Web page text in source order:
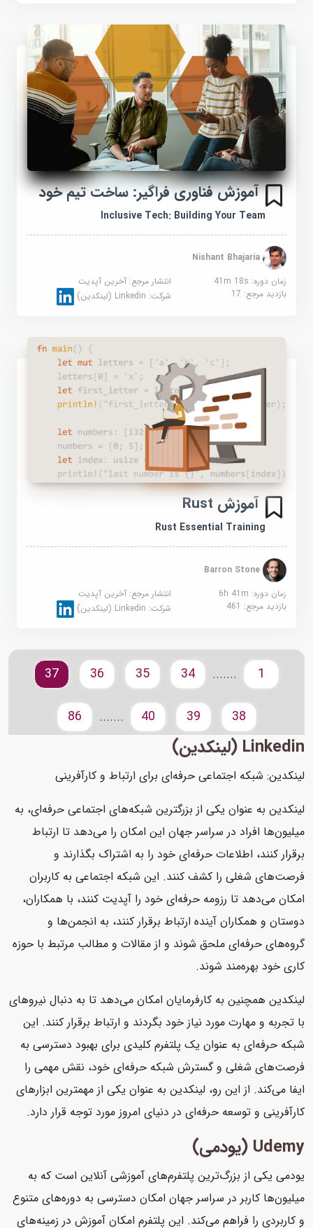
آموزش فناوری فراگیر: ساخت تیم خود
Inclusive Tech: Building Your Team
Nishant Bhajaria
زمان دوره: 41m 18s
انتشار مرجع:آخرین آپدیت
بازدید مرجع:17 شرکت:Linkedin (لینکدین)
آموزش Rust
Rust Essential Training
Barron Stone
زمان دوره: 6h 41m
انتشار مرجع:آخرین آپدیت
بازدید مرجع:461 شرکت:Linkedin (لینکدین)
.......
34
35
36
37
38
39
40
.......
86
Linkedin (لینکدین)
لینکدین: شبکه اجتماعی حرفه‌ای برای ارتباط و کارآفرینی
لینکدین به عنوان یکی از بزرگترین شبکه‌های اجتماعی حرفه‌ای، به
میلیون‌ها افراد در سراسر جهان این امکان را می‌دهد تا ارتباط
برقرار کنند، اطلاعات حرفه‌ای خود را به اشتراک بگذارند و
فرصت‌های شغلی را کشف کنند. این شبکه اجتماعی به کاربران
امکان می‌دهد تا رزومه حرفه‌ای خود را آپدیت کنند، با همکاران،
دوستان و همکاران آینده ارتباط برقرار کنند، به انجمن‌ها و
گروه‌های حرفه‌ای ملحق شوند و از مقالات و مطالب مرتبط با حوزه
کاری خود بهره‌مند شوند.
لینکدین همچنین به کارفرمایان امکان می‌دهد تا به دنبال نیروهای
با تجربه و مهارت مورد نیاز خود بگردند و ارتباط برقرار کنند. این
شبکه حرفه‌ای به عنوان یک پلتفرم کلیدی برای بهبود دسترسی به
فرصت‌های شغلی و گسترش شبکه حرفه‌ای خود، نقش مهمی را
ایفا می‌کند. از این رو، لینکدین به عنوان یکی از مهمترین ابزارهای
کارآفرینی و توسعه حرفه‌ای در دنیای امروز مورد توجه قرار دارد.
Udemy (یودمی)
یودمی یکی از بزرگ‌ترین پلتفرم‌های آموزشی آنلاین است که به
میلیون‌ها کاربر در سراسر جهان امکان دسترسی به دوره‌های متنوع
و کاربردی را فراهم می‌کند. این پلتفرم امکان آموزش در زمینه‌های